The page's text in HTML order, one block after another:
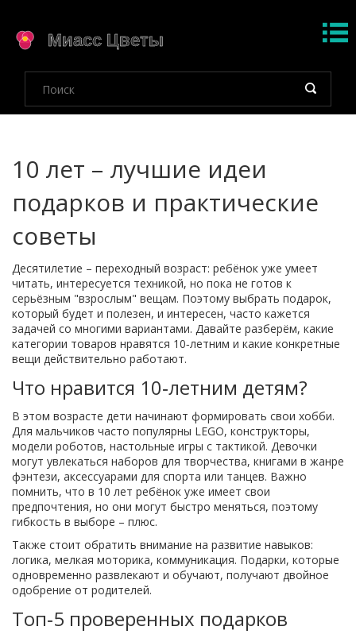
10 лет – лучшие идеи
подарков и практические
советы
Десятилетие – переходный возраст: ребёнок уже умеет
читать, интересуется техникой, но пока не готов к
серьёзным "взрослым" вещам. Поэтому выбрать подарок,
который будет и полезен, и интересен, часто кажется
задачей со многими вариантами. Давайте разберём, какие
категории товаров нравятся 10‑летним и какие конкретные
вещи действительно работают.
Что нравится 10‑летним детям?
В этом возрасте дети начинают формировать свои хобби.
Для мальчиков часто популярны LEGO, конструкторы,
модели роботов, настольные игры с тактикой. Девочки
могут увлекаться наборов для творчества, книгами в жанре
фэнтези, аксессуарами для спорта или танцев. Важно
помнить, что в 10 лет ребёнок уже имеет свои
предпочтения, но они могут быстро меняться, поэтому
гибкость в выборе – плюс.
Также стоит обратить внимание на развитие навыков:
логика, мелкая моторика, коммуникация. Подарки, которые
одновременно развлекают и обучают, получают двойное
одобрение от родителей.
Топ‑5 проверенных подарков